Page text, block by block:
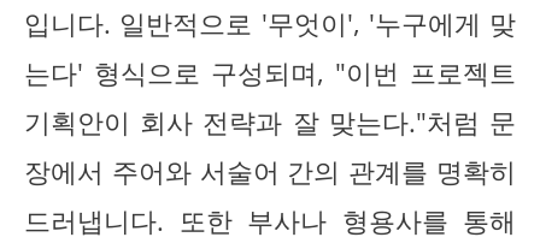
입니다. 일반적으로 '무엇이', '누구에게 맞
는다' 형식으로 구성되며, "이번 프로젝트
기획안이 회사 전략과 잘 맞는다."처럼 문
장에서 주어와 서술어 간의 관계를 명확히
드러냅니다. 또한 부사나 형용사를 통해